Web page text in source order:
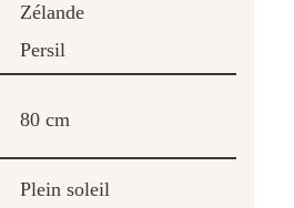
Zélande
Persil
80 cm
Plein soleil